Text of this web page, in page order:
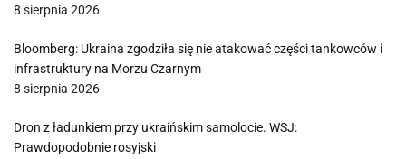
8 sierpnia 2026
Bloomberg: Ukraina zgodziła się nie atakować części tankowców i
infrastruktury na Morzu Czarnym
8 sierpnia 2026
Dron z ładunkiem przy ukraińskim samolocie. WSJ:
Prawdopodobnie rosyjski